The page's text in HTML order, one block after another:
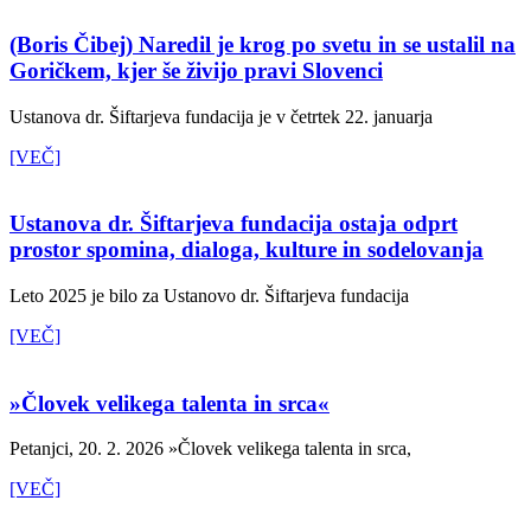
(Boris Čibej) Naredil je krog po svetu in se ustalil na
Goričkem, kjer še živijo pravi Slovenci
Ustanova dr. Šiftarjeva fundacija je v četrtek 22. januarja
[VEČ]
Ustanova dr. Šiftarjeva fundacija ostaja odprt
prostor spomina, dialoga, kulture in sodelovanja
Leto 2025 je bilo za Ustanovo dr. Šiftarjeva fundacija
[VEČ]
»Človek velikega talenta in srca«
Petanjci, 20. 2. 2026 »Človek velikega talenta in srca,
[VEČ]